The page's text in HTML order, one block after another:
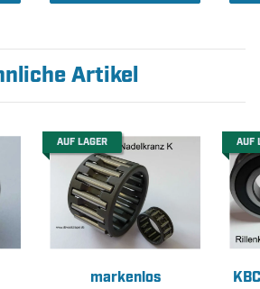
Artikel
AUF LAGER
markenlos
AUF